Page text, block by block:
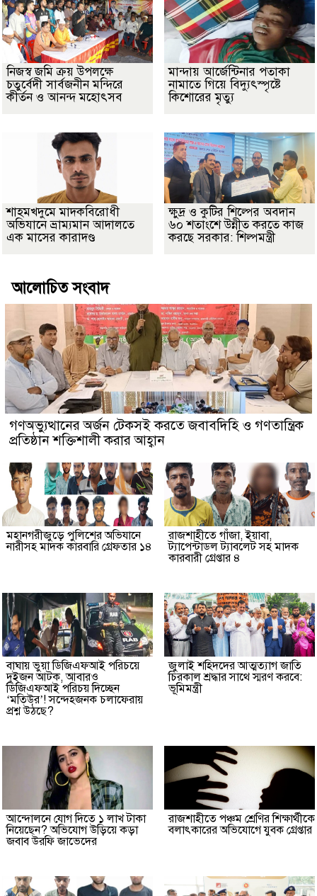
নিজস্ব জমি ক্রয় উপলক্ষে
চতুর্বেদী সার্বজনীন মন্দিরে
কীর্তন ও আনন্দ মহোৎসব
মান্দায় আর্জেন্টিনার পতাকা
নামাতে গিয়ে বিদ্যুৎস্পৃষ্টে
কিশোরের মৃত্যু
শাহমখদুমে মাদকবিরোধী
অভিযানে ভ্রাম্যমান আদালতে
এক মাসের কারাদণ্ড
ক্ষুদ্র ও কুটির শিল্পের অবদান
৬০ শতাংশে উন্নীত করতে কাজ
করছে সরকার: শিল্পমন্ত্রী
আলোচিত সংবাদ
গণঅভ্যুত্থানের অর্জন টেকসই করতে জবাবদিহি ও গণতান্ত্রিক
প্রতিষ্ঠান শক্তিশালী করার আহ্বান
মহানগরীজুড়ে পুলিশের অভিযানে
নারীসহ মাদক কারবারি গ্রেফতার ১৪
রাজশাহীতে গাঁজা, ইয়াবা,
ট্যাপেন্টাডল ট্যাবলেট সহ মাদক
কারবারী গ্রেপ্তার ৪
বাঘায় ভুয়া ডিজিএফআই পরিচয়ে
দুইজন আটক, আবারও
ডিজিএফআই পরিচয় দিচ্ছেন
‘মতিউর’! সন্দেহজনক চলাফেরায়
প্রশ্ন উঠছে?
জুলাই শহিদদের আত্মত্যাগ জাতি
চিরকাল শ্রদ্ধার সাথে স্মরণ করবে:
ভূমিমন্ত্রী
আন্দোলনে যোগ দিতে ১ লাখ টাকা
নিয়েছেন? অভিযোগ উড়িয়ে কড়া
জবাব উরফি জাভেদের
রাজশাহীতে পঞ্চম শ্রেণির শিক্ষার্থীকে
বলাৎকারের অভিযোগে যুবক গ্রেপ্তার